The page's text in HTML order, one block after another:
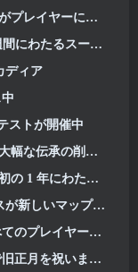
ーについて語る
ベントで旧正月を祝います
ディア
ストが開催中
の変更をもたらします
ません, ブリザードがそれを落とした)
イヤーからの要望による改善点
クターが無料で付与されます
ロシン新年アップデート